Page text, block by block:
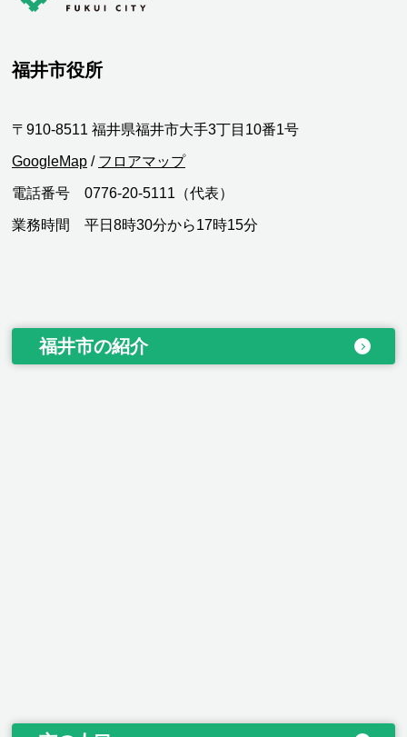
福井市役所
〒910-8511 福井県福井市大手3丁目10番1号
GoogleMap / フロアマップ
電話番号 0776-20-5111（代表）
業務時間 平日8時30分から17時15分
福井市の紹介